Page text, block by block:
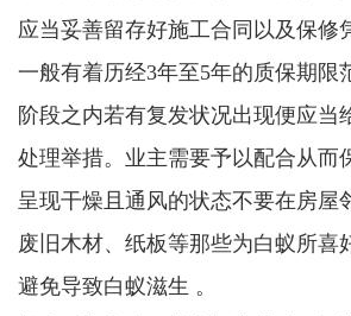
应当妥善留存好施工合同以及保修
一般有着历经3年至5年的质保期限
阶段之内若有复发状况出现便应当
处理举措。业主需要予以配合从而
呈现干燥且通风的状态不要在房屋
废旧木材、纸板等那些为白蚁所喜
避免导致白蚁滋生 。